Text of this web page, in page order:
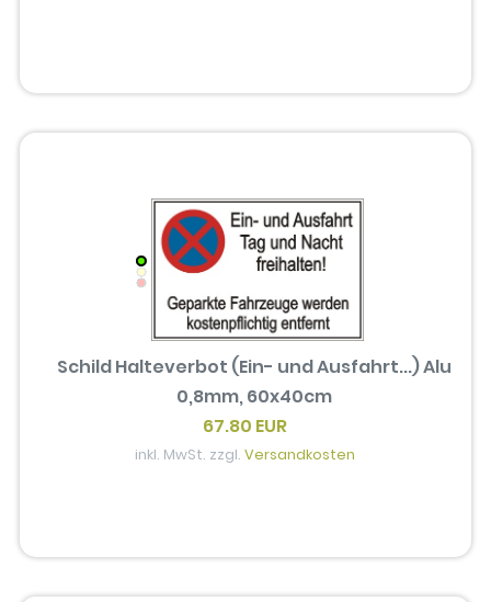
Schild Halteverbot (Ein- und Ausfahrt...) Alu
0,8mm, 60x40cm
67.80 EUR
inkl. MwSt. zzgl.Versandkosten